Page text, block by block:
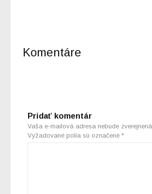
Komentáre
Pridať komentár
Vaša e-mailová adresa nebude zverejnená.
Vyžadované polia sú označené*